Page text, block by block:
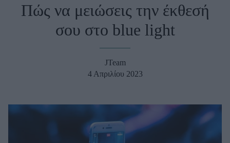
Fashion
Skincare
Πώς να μειώσεις την έκθεσή
σου στο blue light
JTeam
4 Απριλίου 2023